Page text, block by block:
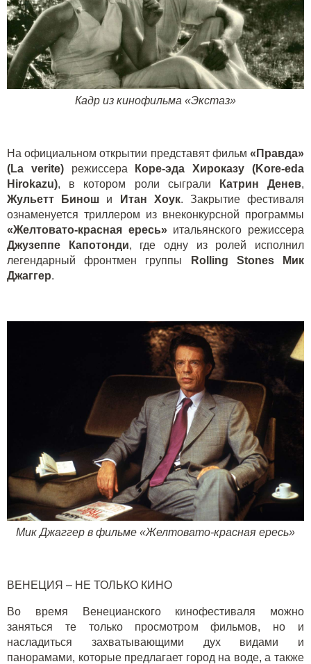
Кадр из кинофильма «Экстаз»
На официальном открытии представят фильм «Правда»
(La verite)режиссера Коре-эда Хироказу (Kore-eda
Hirokazu), в котором роли сыграли Катрин Денев,
Жульетт Бинош и Итан Хоук. Закрытие фестиваля
ознаменуется триллером из внеконкурсной программы
«Желтовато-красная ересь»итальянского режиссера
Джузеппе Капотонди, где одну из ролей исполнил
легендарный фронтмен группы
Rolling StonesМик
Джаггер.
Мик Джаггер в фильме «Желтовато-красная ересь»
ВЕНЕЦИЯ – НЕ ТОЛЬКО КИНО
Во время Венецианского кинофестиваля можно
заняться те только просмотром фильмов, но и
насладиться захватывающими дух видами и
панорамами, которые предлагает город на воде, а также